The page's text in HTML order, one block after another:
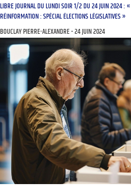
LIBRE JOURNAL DU LUNDI SOIR 1/2 DU 24 JUIN 2024 :
RÉINFORMATION : SPÉCIAL ÉLECTIONS LÉGISLATIVES »
BOUCLAY PIERRE-ALEXANDRE 24 JUIN 2024